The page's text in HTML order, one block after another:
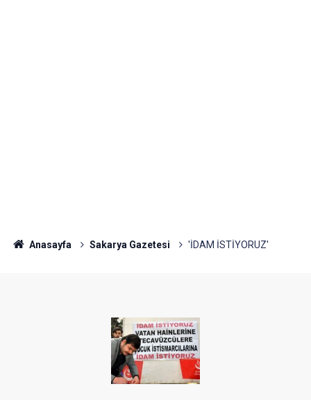
Anasayfa Sakarya Gazetesi 'İDAM İSTİYORUZ'